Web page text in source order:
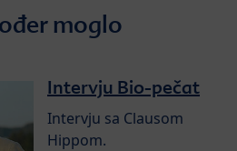
moglo
Intervju Bio-pečat
Intervju sa Clausom
Hippom.